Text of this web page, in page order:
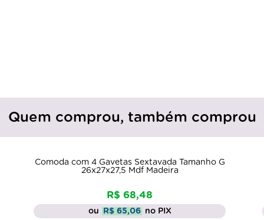
Quem comprou, também comprou
Comoda com 4 Gavetas Sextavada Tamanho G
26x27x27,5 Mdf Madeira
R$ 68,48
R$ 65,06 no PIX